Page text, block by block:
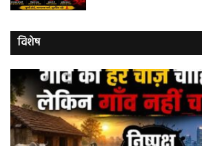
विशेष